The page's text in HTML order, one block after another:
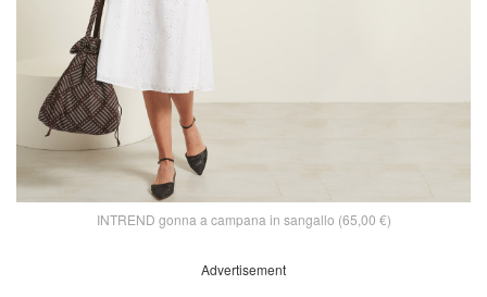
INTREND gonna a campana in sangallo (65,00 €)
Advertisement